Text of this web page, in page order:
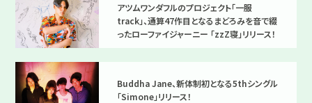
アツムワンダフルのプロジェクト「一服
track」、通算47作目となるまどろみを音で綴
ったローファイジャーニー 「zzZ寝」リリース！
Buddha Jane、新体制初となる5thシングル
「Simone」リリース！